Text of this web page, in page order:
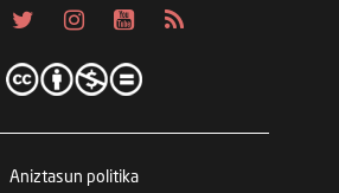
Aniztasun politika